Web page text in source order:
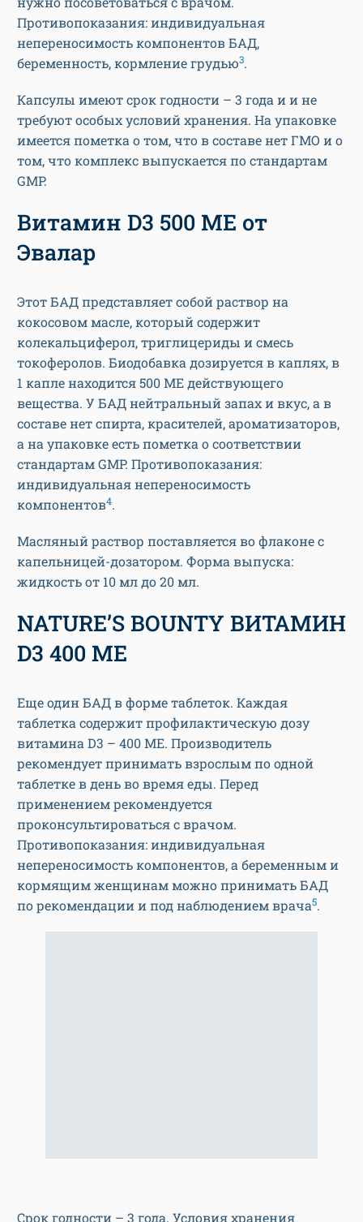
Противопоказания: индивидуальная
непереносимость компонентов БАД,
беременность, кормление грудью3.
Капсулы имеют срок годности – 3 года и и не
требуют особых условий хранения. На упаковке
имеется пометка о том, что в составе нет ГМО и о
том, что комплекс выпускается по стандартам
GMP.
Витамин D3 500 ME от
Эвалар
Этот БАД представляет собой раствор на
кокосовом масле, который содержит
колекальциферол, триглицериды и смесь
токоферолов. Биодобавка дозируется в каплях, в
1 капле находится 500 МЕ действующего
вещества. У БАД нейтральный запах и вкус, а в
составе нет спирта, красителей, ароматизаторов,
а на упаковке есть пометка о соответствии
стандартам GMP. Противопоказания:
индивидуальная непереносимость
компонентов4.
Масляный раствор поставляется во флаконе с
капельницей-дозатором. Форма выпуска:
жидкость от 10 мл до 20 мл.
NATURE’S BOUNTY ВИТАМИН
D3 400 МЕ
Еще один БАД в форме таблеток. Каждая
таблетка содержит профилактическую дозу
витамина D3 – 400 МЕ. Производитель
рекомендует принимать взрослым по одной
таблетке в день во время еды. Перед
применением рекомендуется
проконсультироваться с врачом.
Противопоказания: индивидуальная
непереносимость компонентов, а беременным и
кормящим женщинам можно принимать БАД
по рекомендации и под наблюдением врача5.
Срок годности – 3 года. Условия хранения